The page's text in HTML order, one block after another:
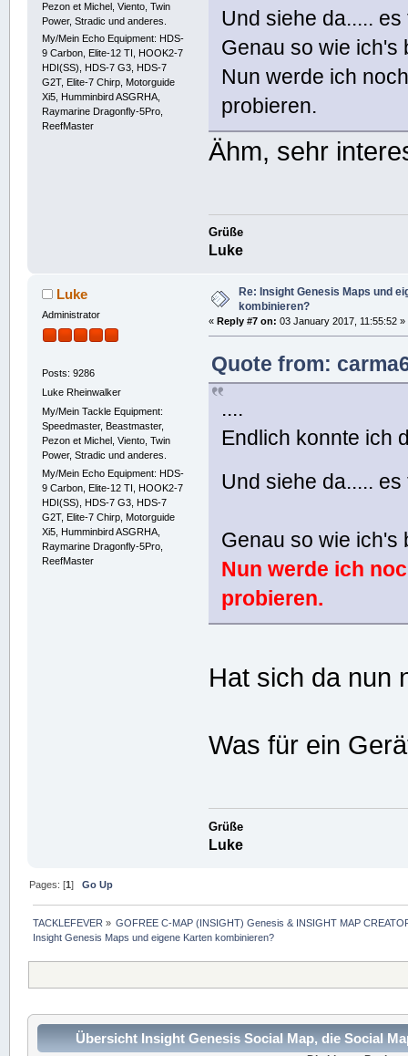
Pezon et Michel, Viento, Twin
Power, Stradic und anderes.
My/Mein Echo Equipment: HDS-
9 Carbon, Elite-12 TI, HOOK2-7
HDI(SS), HDS-7 G3, HDS-7
G2T, Elite-7 Chirp, Motorguide
Xi5, Humminbird ASGRHA,
Raymarine Dragonfly-5Pro,
ReefMaster
Und siehe da.....
Genau so wie ich's
Nun werde ich
probieren.
Ähm, sehr
Grüße
Luke
Luke
Administrator
Posts: 9286
Luke Rheinwalker
My/Mein Tackle Equipment:
Speedmaster, Beastmaster,
Pezon et Michel, Viento, Twin
Power, Stradic und anderes.
My/Mein Echo Equipment: HDS-
9 Carbon, Elite-12 TI, HOOK2-7
HDI(SS), HDS-7 G3, HDS-7
G2T, Elite-7 Chirp, Motorguide
Xi5, Humminbird ASGRHA,
Raymarine Dragonfly-5Pro,
ReefMaster
Re: Insight Genesis Maps und
kombinieren?
« Reply #7 on: 03 January 2017, 11:55:52 »
Quote from:
....
Endlich konnte ich
Und siehe da.....
Genau so wie ich's
Nun werde ich
probieren.
Hat sich da nun
Was für ein
Grüße
Luke
Pages: [1]Go Up
TACKLEFEVER » GOFREE C-MAP (INSIGHT) Genesis & INSIGHT MAP
Insight Genesis Maps und eigene Karten kombinieren?
Übersicht Insight Genesis Social Map, die Social